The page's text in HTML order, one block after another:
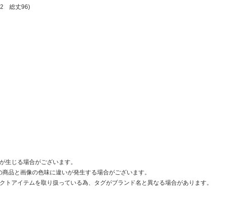
総丈96)
じる場合がございます。
品と画像の色味に違いが発生する場合がございます。
アイテムを取り扱っている為、タグがブランド名と異なる場合があります。